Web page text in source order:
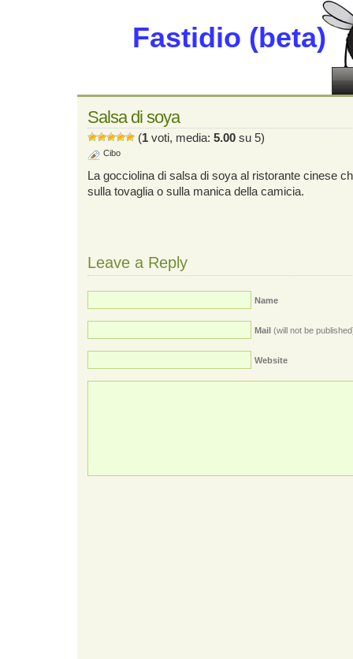
Fastidio (beta)
Salsa di soya
(1 voti, media: 5.00 su 5)
Cibo
La gocciolina di salsa di soya al ristorante cinese
sulla tovaglia o sulla manica della camicia.
Leave a Reply
Name
Mail (will not be
Website